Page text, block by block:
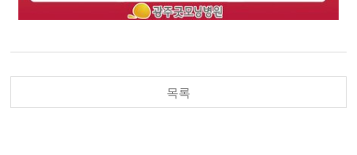
목록